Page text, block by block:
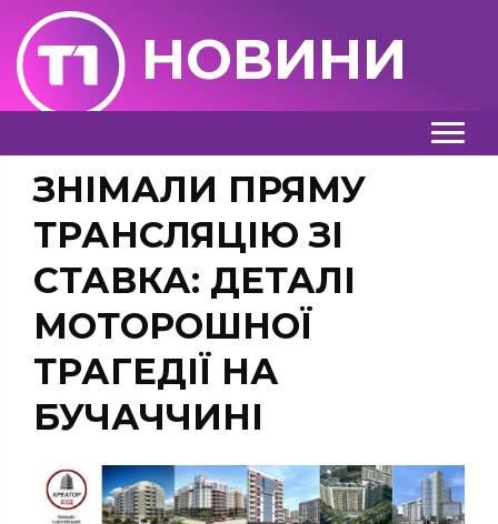
НОВИНИ
ЗНІМАЛИ ПРЯМУ
ТРАНСЛЯЦІЮ ЗІ
СТАВКА: ДЕТАЛІ
МОТОРОШНОЇ
ТРАГЕДІЇ НА
БУЧАЧЧИНІ